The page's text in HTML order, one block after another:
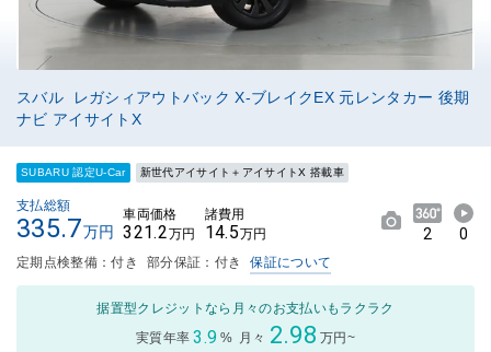
スバル レガシィアウトバック X-ブレイクEX 元レンタカー 後期
ナビ アイサイトX
SUBARU 認定U-Car 新世代アイサイト＋アイサイトX 搭載車
支払総額
335.7万円
車両価格
321.2万円
諸費用
14.5万円 2 0
定期点検整備：付き 部分保証：付き 保証について
据置型クレジットなら月々のお支払いもラクラク
実質年率 3.9 % 月々 2.98 万円~